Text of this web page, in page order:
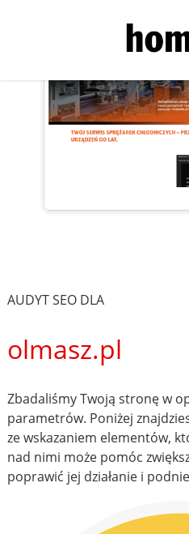
AUDYT SEO DLA
olmasz.pl
Zbadaliśmy Twoją stronę w
parametrów. Poniżej
ze wskazaniem elementów,
nad nimi może pomóc
poprawić jej działanie i